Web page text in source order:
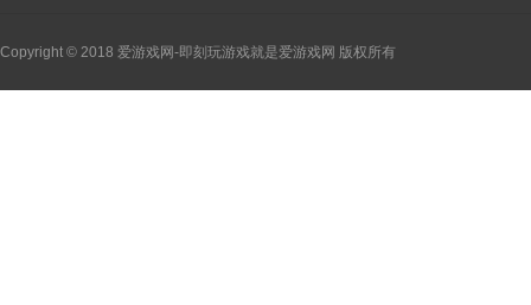
Copyright © 2018 爱游戏网-即刻玩游戏就是爱游戏网 版权所有